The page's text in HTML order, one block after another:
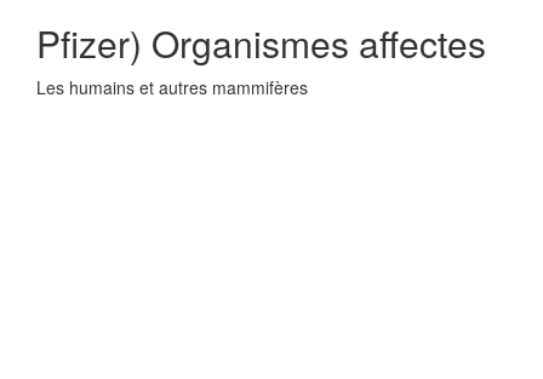
Pfizer) Organismes affectes
Les humains et autres mammifères